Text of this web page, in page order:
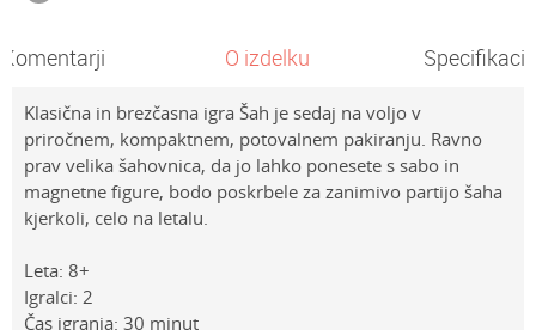
Komentarji O izdelku
Klasična in brezčasna igra Šah je sedaj na voljo v
priročnem, kompaktnem, potovalnem pakiranju. Ravno
prav velika šahovnica, da jo lahko ponesete s sabo in
magnetne figure, bodo poskrbele za zanimivo partijo šaha
kjerkoli, celo na letalu.
Leta: 8+
Igralci: 2
Čas igranja: 30 minut